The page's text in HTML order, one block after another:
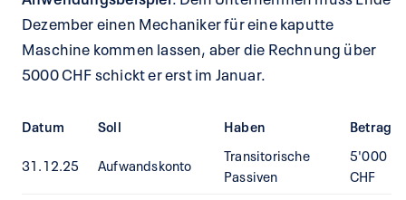
Dezember einen Mechaniker für eine kaputte
Maschine kommen lassen, aber die Rechnung über
5000 CHF schickt er erst im Januar.
Datum Soll Haben
Betrag
31.12.25
Aufwandskonto
Transitorische
Passiven
5'000
CHF